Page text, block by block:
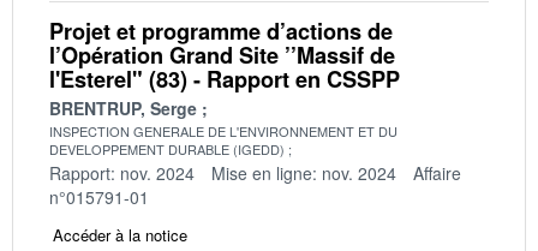
Projet et programme d’actions de
l’Opération Grand Site ’’Massif de
l'Esterel" (83) - Rapport en CSSPP
BRENTRUP, Serge
INSPECTION GENERALE DE L'ENVIRONNEMENT ET DU
DEVELOPPEMENT DURABLE (IGEDD)
Rapport: nov. 2024 Mise en ligne: nov. 2024
Affaire
n°015791-01
Accéder à la notice